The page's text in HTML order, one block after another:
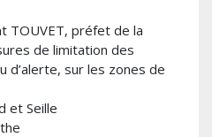
TOUVET, préfet de la
de limitation des
d’alerte, sur les zones de
et Seille